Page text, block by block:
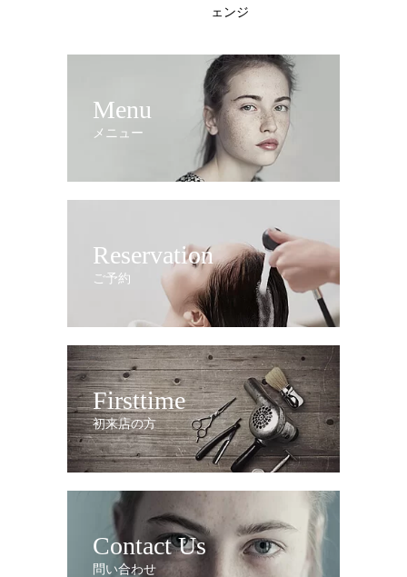
ェンジ
Menu
メニュー
Reservation
ご予約
Firsttime
初来店の方
Contact Us
問い合わせ